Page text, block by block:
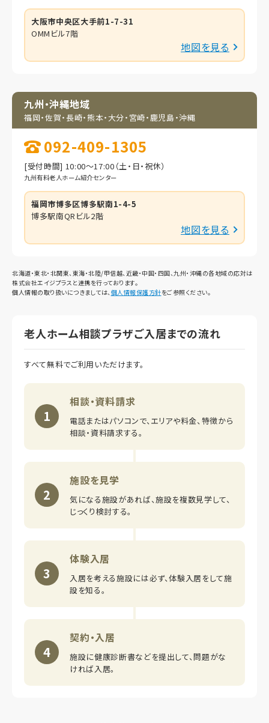
大阪市中央区大手前1-7-31
OMMビル7階
地図を見る
九州・沖縄地域
福岡・佐賀・長崎・熊本・大分・宮崎・鹿児島・沖縄
092-409-1305
[受付時間] 10:00～17:00（土・日・祝休）
九州有料老人ホーム紹介センター
福岡市博多区博多駅南1-4-5
博多駅南QRビル2階
地図を見る
北海道・東北・北関東、東海・北陸/甲信越、近畿・中国・四国、九州・沖縄の各地域の応対は
株式会社エイジプラスと連携を行っております。
個人情報の取り扱いにつきましては、 個人情報保護方針をご参照ください。
老人ホーム相談プラザご入居までの流れ
すべて無料でご利用いただけます。
1
相談・資料請求
電話またはパソコンで、エリアや料金、特徴から
相談・資料請求する。
2
施設を見学
気になる施設があれば、施設を複数見学して、
じっくり検討する。
3
体験入居
入居を考える施設には必ず、体験入居をして施
設を知る。
4
契約・入居
施設に健康診断書などを提出して、問題がな
ければ入居。